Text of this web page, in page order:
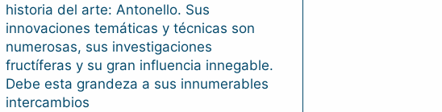
historia del arte: Antonello. Sus
innovaciones temáticas y técnicas son
numerosas, sus investigaciones
fructíferas y su gran influencia innegable.
Debe esta grandeza a sus innumerables
intercambios